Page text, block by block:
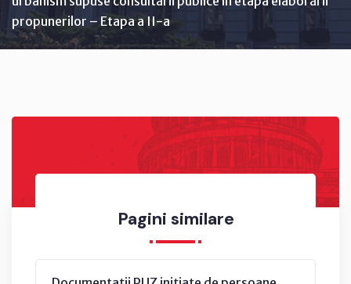
propunerilor – Etapa a II-a
Pagini similare